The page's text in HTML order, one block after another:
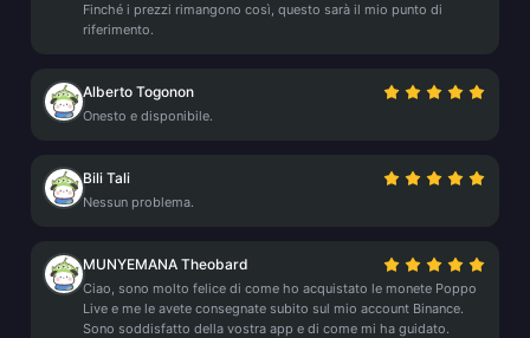
Finché i prezzi rimangono così, questo sarà il mio punto di
riferimento.
Alberto Togonon
Onesto e disponibile.
Bili Tali
Nessun problema.
MUNYEMANA Theobard
Ciao, sono molto felice di come ho acquistato le monete Poppo
Live e me le avete consegnate subito sul mio account Binance.
Sono soddisfatto della vostra app e di come mi ha guidato.